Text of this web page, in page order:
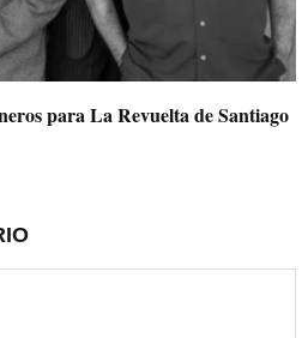
para La Revuelta de Santiago